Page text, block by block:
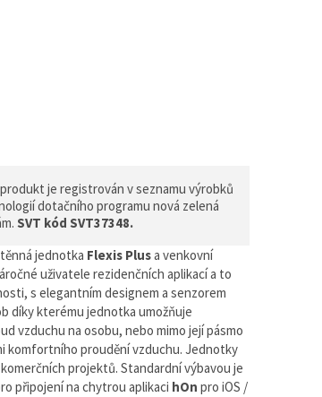
je registrován v seznamu výrobků
dotačního programu nová zelená
SVT kód SVT37348.
jednotka Flexis Plusa venkovní
uživatele rezidenčních aplikací a to
s elegantním designem a senzorem
díky kterému jednotka umožňuje
vzduchu na osobu, nebo mimo její pásmo
komfortního proudění vzduchu. Jednotky
projektů. Standardní výbavou je
připojení na chytrou aplikaci hOnpro iOS /